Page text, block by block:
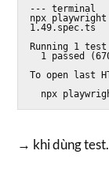
--- terminal
npx
1.49.spec.ts
Running 1
To open last
→ khi dùng